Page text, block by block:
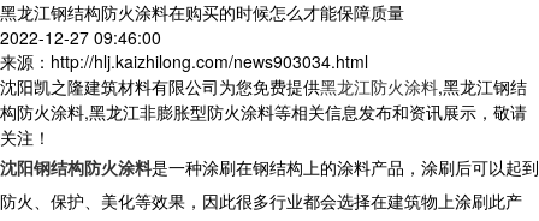
黑龙江钢结构防火涂料在购买的时候怎么才能保障质量
2022-12-27 09:46:00
来源：http://hlj.kaizhilong.com/news903034.html
沈阳凯之隆建筑材料有限公司为您免费提供黑龙江防火涂料,黑龙江钢结
构防火涂料,黑龙江非膨胀型防火涂料等相关信息发布和资讯展示，敬请
关注！
沈阳钢结构防火涂料是一种涂刷在钢结构上的涂料产品，涂刷后可以起到
防火、保护、美化等效果，因此很多行业都会选择在建筑物上涂刷此产